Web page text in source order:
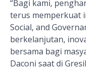
“Bagi kami,
terus memperkuat
Social, and
berkelanjutan,
bersama bagi
Daconi saat di